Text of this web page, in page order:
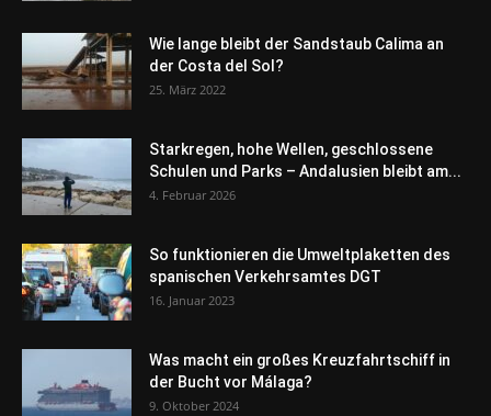
Wie lange bleibt der Sandstaub Calima an
der Costa del Sol?
25. März 2022
Starkregen, hohe Wellen, geschlossene
Schulen und Parks – Andalusien bleibt am...
4. Februar 2026
So funktionieren die Umweltplaketten des
spanischen Verkehrsamtes DGT
16. Januar 2023
Was macht ein großes Kreuzfahrtschiff in
der Bucht vor Málaga?
9. Oktober 2024